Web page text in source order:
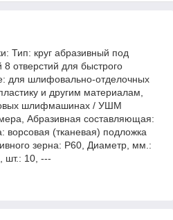
Тип: круг абразивный под
отверстий для быстрого
для шлифовально-отделочных
и другим материалам,
шлифмашинах / УШМ
Абразивная составляющая:
(тканевая) подложка
зерна: P60, Диаметр, мм.:
шт.: 10, ---